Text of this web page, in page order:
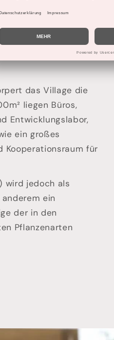
der Davines Group in
das Village die
liegen Büros,
Entwicklungslabor,
ein großes
Kooperationsraum für
wird jedoch als
ein
der in den
Pflanzenarten